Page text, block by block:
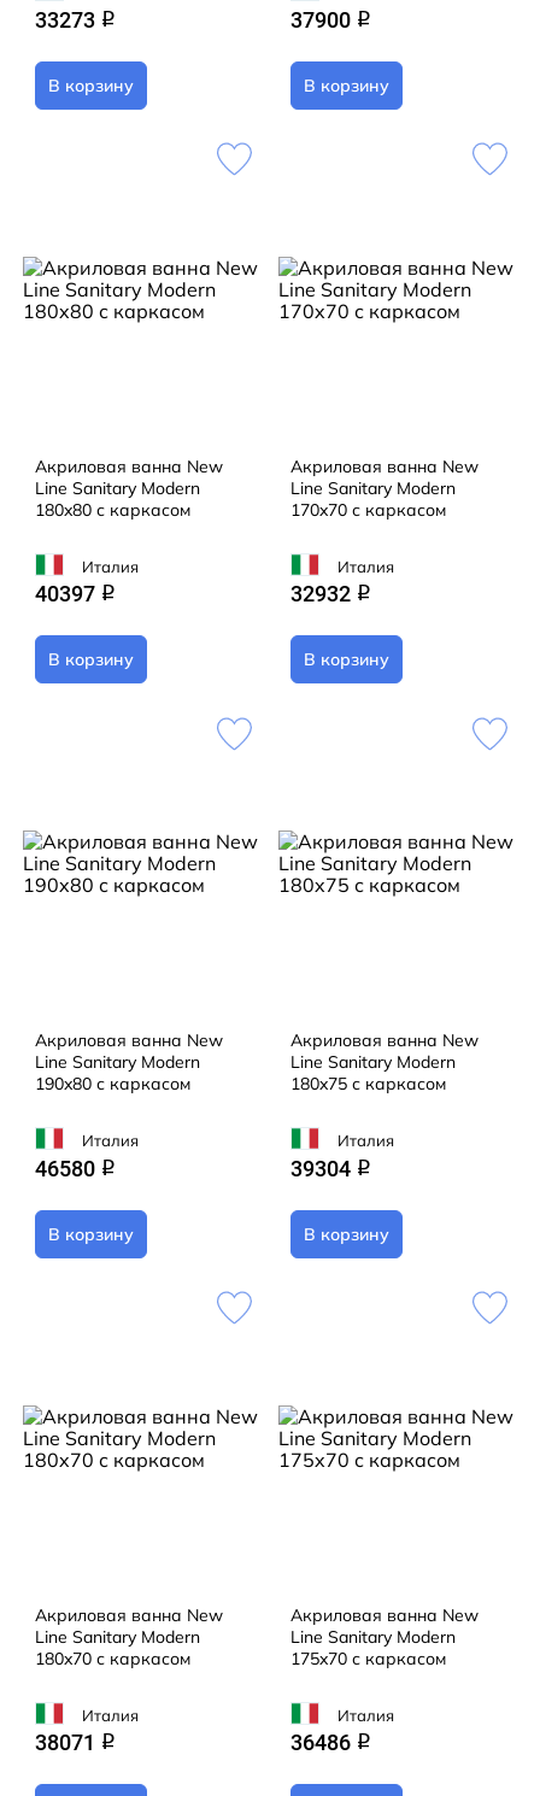
33273 q
В корзину
37900 q
В корзину
Акриловая ванна New
Line Sanitary Modern
180x80 с каркасом
Италия
40397 q
В корзину
Акриловая ванна New
Line Sanitary Modern
170x70 с каркасом
Италия
32932 q
В корзину
Акриловая ванна New
Line Sanitary Modern
190x80 с каркасом
Италия
46580 q
В корзину
Акриловая ванна New
Line Sanitary Modern
180x75 с каркасом
Италия
39304 q
В корзину
Акриловая ванна New
Line Sanitary Modern
180x70 с каркасом
Италия
38071 q
Акриловая ванна New
Line Sanitary Modern
175x70 с каркасом
Италия
36486 q